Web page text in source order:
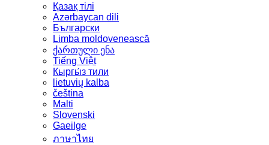
Қазақ тілі
Azərbaycan dili
Български
Limba moldovenească
ქართული ენა
Tiếng Việt
Кыргы́з тили
lietuvių kalba
čeština
Malti
Slovenski
Gaeilge
ภาษาไทย